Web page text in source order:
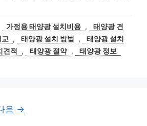
가정용 태양광 설치비용 ,
태양광 견
, 태양광 설치 방법 ,
태양광 설치
견적 , 태양광 절약 , 태양광 정보
음 →